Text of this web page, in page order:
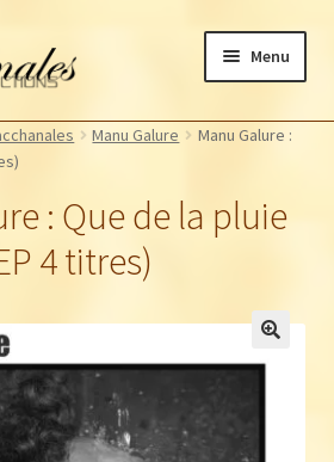
Menu
menu
le
Manu Galure
Manu Galure :
: Que de la pluie
4 titres)
🔍